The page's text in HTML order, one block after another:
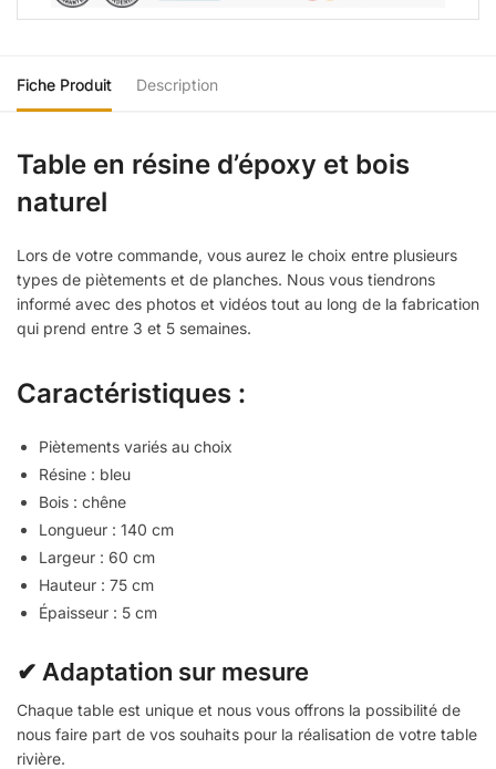
Fiche Produit Description
Table en résine d’époxy et bois
naturel
Lors de votre commande, vous aurez le choix entre plusieurs
types de piètements et de planches. Nous vous tiendrons
informé avec des photos et vidéos tout au long de la fabrication
qui prend entre 3 et 5 semaines.
Caractéristiques :
Piètements variés au choix
Résine : bleu
Bois : chêne
Longueur : 140 cm
Largeur : 60 cm
Hauteur : 75 cm
Épaisseur : 5 cm
✔ Adaptation sur mesure
Chaque table est unique et nous vous offrons la possibilité de
nous faire part de vos souhaits pour la réalisation de votre table
rivière.